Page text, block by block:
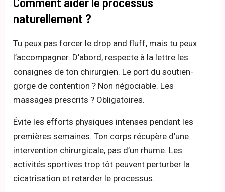
naturellement ?
Tu peux pas forcer le drop and fluff, mais tu peux
l’accompagner. D’abord, respecte à la lettre les
consignes de ton chirurgien. Le port du soutien-
gorge de contention ? Non négociable. Les
massages prescrits ? Obligatoires.
Évite les efforts physiques intenses pendant les
premières semaines. Ton corps récupère d’une
intervention chirurgicale, pas d’un rhume. Les
activités sportives trop tôt peuvent perturber la
cicatrisation et retarder le processus.